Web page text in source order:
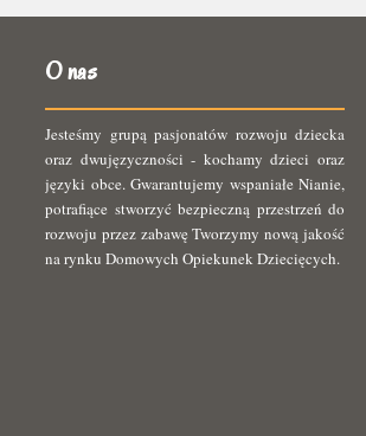
O nas
Jesteśmy grupą pasjonatów rozwoju dziecka
oraz dwujęzyczności - kochamy dzieci oraz
języki obce. Gwarantujemy wspaniałe Nianie,
potrafiące stworzyć bezpieczną przestrzeń do
rozwoju przez zabawę Tworzymy nową jakość
na rynku Domowych Opiekunek Dziecięcych.